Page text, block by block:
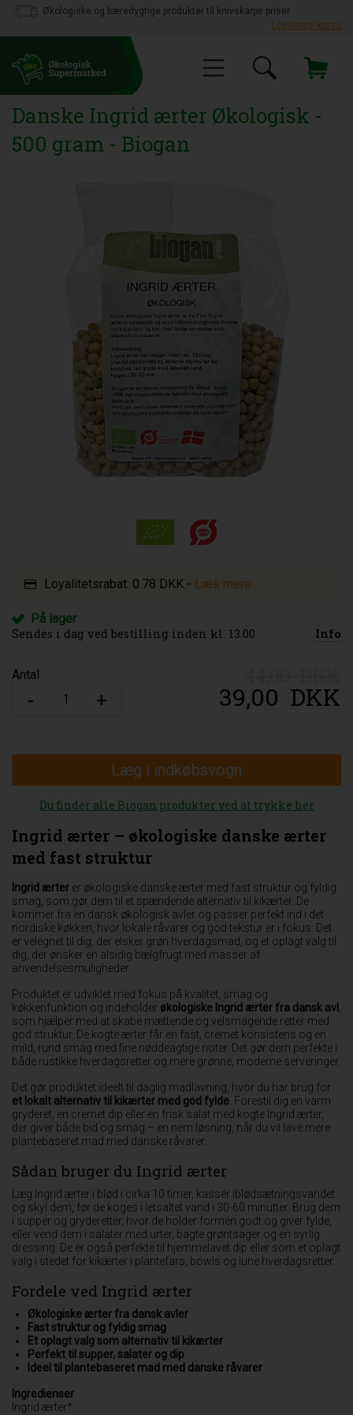
Økologiske og bæredygtige produkter til knivskarpe priser
Loyalitets konto
Danske Ingrid ærter Økologisk -
500 gram - Biogan
Loyalitetsrabat: 0.78 DKK - Læs mere
På lager
Sendes i dag ved bestilling inden kl. 13.00
Info
Antal
39,00 DKK
Læg i indkøbsvogn
Du finder alle Biogan produkter ved at trykke her
Ingrid ærter – økologiske danske ærter
med fast struktur
Ingrid ærter er økologiske danske ærter med fast struktur og fyldig
smag, som gør dem til et spændende alternativ til kikærter. De
kommer fra en dansk økologisk avler og passer perfekt ind i det
nordiske køkken, hvor lokale råvarer og god tekstur er i fokus. Det
er velegnet til dig, der elsker grøn hverdagsmad, og et oplagt valg til
dig, der ønsker en alsidig bælgfrugt med masser af
anvendelsesmuligheder.
Produktet er udviklet med fokus på kvalitet, smag og
køkkenfunktion og indeholder økologiske Ingrid ærter fra dansk avl
som hjælper med at skabe mættende og velsmagende retter med
god struktur. De kogte ærter får en fast, cremet konsistens og en
mild, rund smag med fine nøddeagtige noter. Det gør dem perfekte i
både rustikke hverdagsretter og mere grønne, moderne serveringer.
Det gør produktet ideelt til daglig madlavning, hvor du har brug for
et lokalt alternativ til kikærter med god fylde . Forestil dig en varm
gryderet, en cremet dip eller en frisk salat med kogte Ingrid ærter,
der giver både bid og smag – en nem løsning, når du vil lave mere
plantebaseret mad med danske råvarer.
Sådan bruger du Ingrid ærter
Læg Ingrid ærter i blød i cirka 10 timer, kassér iblødsætningsvandet
og skyl dem, før de koges i letsaltet vand i 30-60 minutter. Brug dem
i supper og gryderetter, hvor de holder formen godt og giver fylde,
eller vend dem i salater med urter, bagte grøntsager og en syrlig
dressing. De er også perfekte til hjemmelavet dip eller som et oplagt
valg i stedet for kikærter i plantefars, bowls og lune hverdagsretter.
Fordele ved Ingrid ærter
Økologiske ærter fra dansk avler
Fast struktur og fyldig smag
Et oplagt valg som alternativ til kikærter
Perfekt til supper, salater og dip
Ideel til plantebaseret mad med danske råvarer
Ingredienser
Ingrid ærter*